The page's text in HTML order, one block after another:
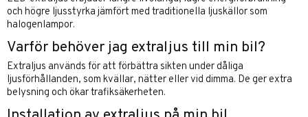
och högre ljusstyrka jämfört med traditionella ljuskällor som
halogenlampor.
Varför behöver jag extraljus till min bil?
Extraljus används för att förbättra sikten under dåliga
ljusförhållanden, som kvällar, nätter eller vid dimma. De ger extra
belysning och ökar trafiksäkerheten.